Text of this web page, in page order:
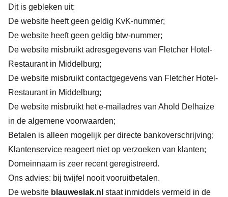
Dit is gebleken uit:
De website heeft geen geldig KvK-nummer;
De website heeft geen geldig btw-nummer;
De website misbruikt adresgegevens van Fletcher Hotel-
Restaurant in Middelburg;
De website misbruikt contactgegevens van Fletcher Hotel-
Restaurant in Middelburg;
De website misbruikt het e-mailadres van Ahold Delhaize
in de algemene voorwaarden;
Betalen is alleen mogelijk per directe bankoverschrijving;
Klantenservice reageert niet op verzoeken van klanten;
Domeinnaam is zeer recent geregistreerd.
Ons advies: bij twijfel nooit vooruitbetalen.
De website blauweslak.nl staat inmiddels vermeld in de